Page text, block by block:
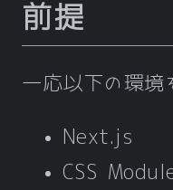
前提
一応以下の環境
Next.js
CSS